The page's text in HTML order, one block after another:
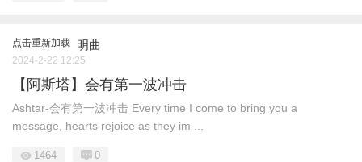
点击重新加载 明曲
2024-2-22 12:25
【阿斯塔】会有第一波冲击
Ashtar-会有第一波冲击 Every time I come to bring you a
message, hearts rejoice as they im ...
1464 0